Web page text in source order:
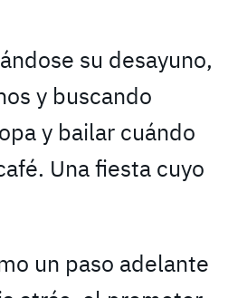
su desayuno,
y buscando
y bailar cuándo
Una fiesta cuyo
un paso adelante